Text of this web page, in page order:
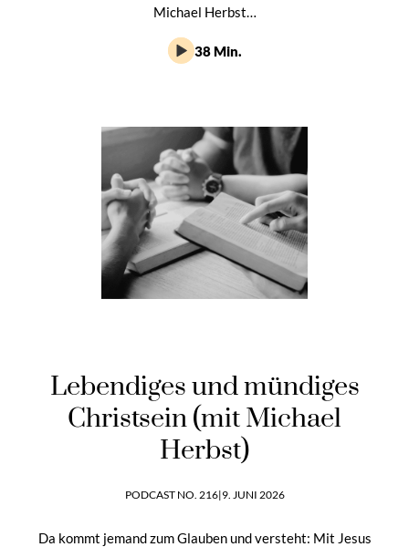
Michael Herbst…
38 Min.
Lebendiges und mündiges
Christsein (mit Michael
Herbst)
PODCAST NO. 216|9. JUNI 2026
Da kommt jemand zum Glauben und versteht: Mit Jesus